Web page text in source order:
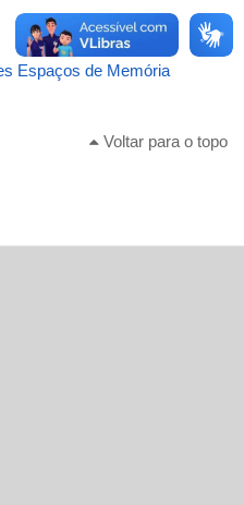
Espaços de Memória
Voltar para o topo